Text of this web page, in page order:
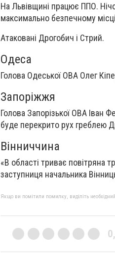
На Львівщині працює ППО.
максимально безпечному
Атаковані Дрогобич і Стрий.
Одеса
Голова Одеської ОВА Олег
Запоріжжя
Голова Запорізької ОВА Іван
буде перекрито рух греблею
Вінниччина
«В області триває повітряна
заступниця начальника
Якщо ви помітили помилку, виділіть